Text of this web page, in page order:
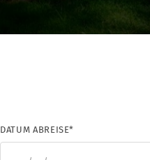
DATUM ABREISE*